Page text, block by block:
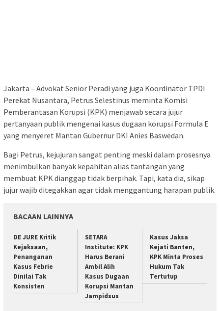
Jakarta – Advokat Senior Peradi yang juga Koordinator TPDI
Perekat Nusantara, Petrus Selestinus meminta Komisi
Pemberantasan Korupsi (KPK) menjawab secara jujur
pertanyaan publik mengenai kasus dugaan korupsi Formula E
yang menyeret Mantan Gubernur DKI Anies Baswedan.
Bagi Petrus, kejujuran sangat penting meski dalam prosesnya
menimbulkan banyak kepahitan alias tantangan yang
membuat KPK dianggap tidak berpihak. Tapi, kata dia, sikap
jujur wajib ditegakkan agar tidak menggantung harapan publik.
BACAAN LAINNYA
DE JURE Kritik
Kejaksaan,
Penanganan
Kasus Febrie
Dinilai Tak
Konsisten
SETARA
Institute: KPK
Harus Berani
Ambil Alih
Kasus Dugaan
Korupsi Mantan
Jampidsus
Kasus Jaksa
Kejati Banten,
KPK Minta Proses
Hukum Tak
Tertutup